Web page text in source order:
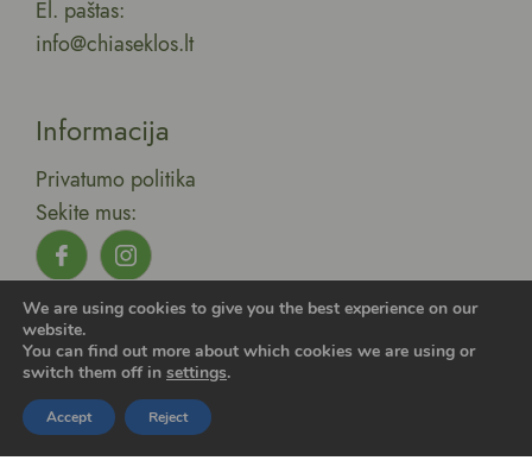
El. paštas:
info@chiaseklos.lt
Informacija
Privatumo politika
Sekite mus:
Visos teisės saugomos 2025 © UAB Lirola,
Sukurta:
We are using cookies to give you the best experience on our
website.
You can find out more about which cookies we are using or
switch them off in settings.
Accept Reject